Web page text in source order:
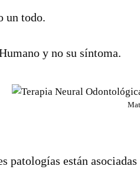
un todo.
y no su síntoma.
están